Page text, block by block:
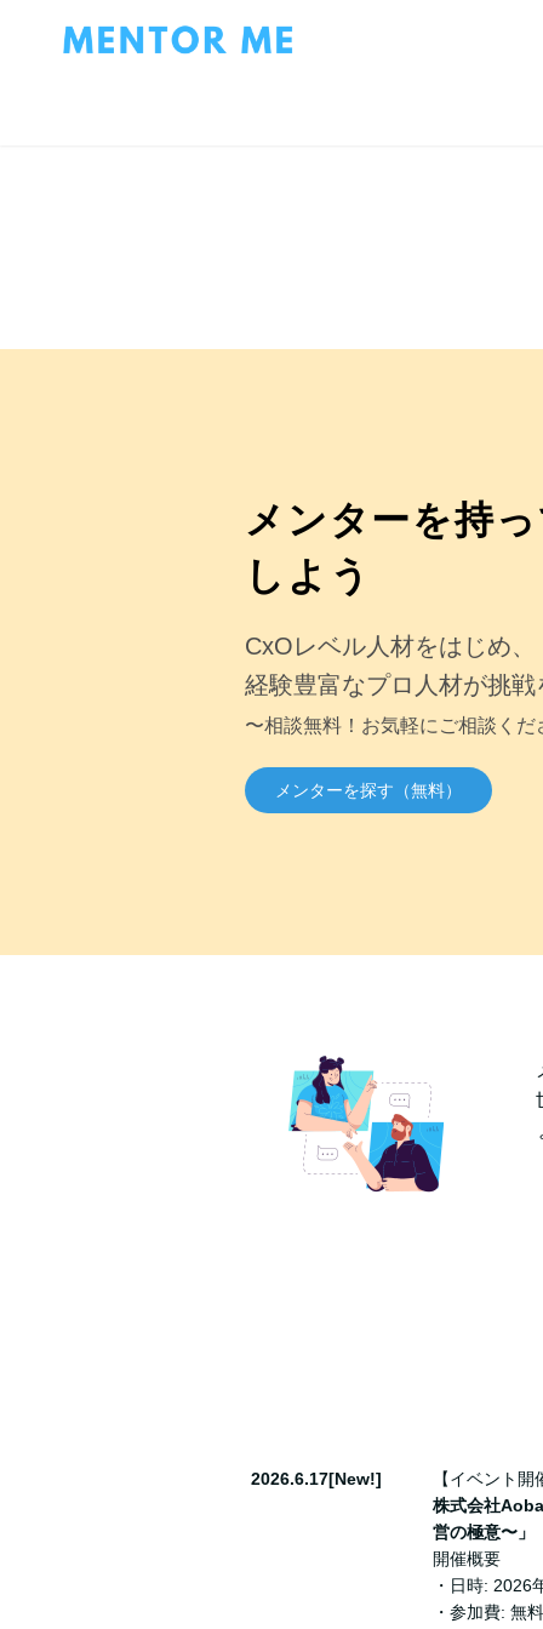
メンターを持
しよう
CxOレベル人材をはじめ、
経験豊富なプロ人材が挑戦
〜相談無料！お気軽にご相談くだ
メンターを探す（無料）
2026.6.17[New!]
【イベント
株式会社
営の極意〜」
開催概要
・日時: 2026
・参加費: 無料